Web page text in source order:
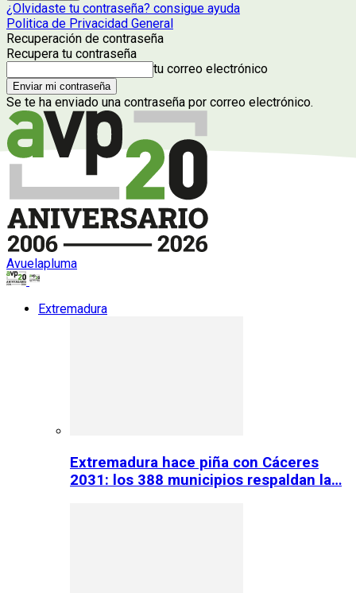
¿Olvidaste tu contraseña? consigue ayuda
Politica de Privacidad General
Recuperación de contraseña
Recupera tu contraseña
tu correo electrónico
Se te ha enviado una contraseña por correo electrónico.
Avuelapluma
Extremadura
Extremadura hace piña con Cáceres
2031: los 388 municipios respaldan la…